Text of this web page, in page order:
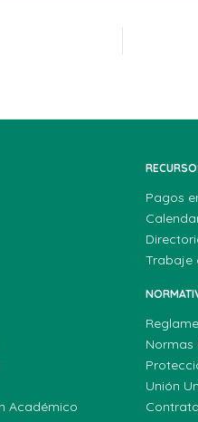
Académico
Pagos
Trabaje
Normas
Unión